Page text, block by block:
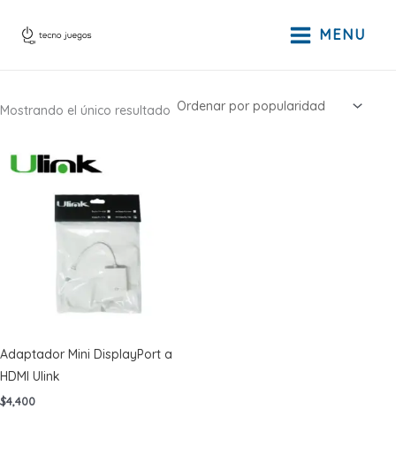
MENU
Mostrando el único resultado
Adaptador Mini DisplayPort a
HDMI Ulink
$4,400